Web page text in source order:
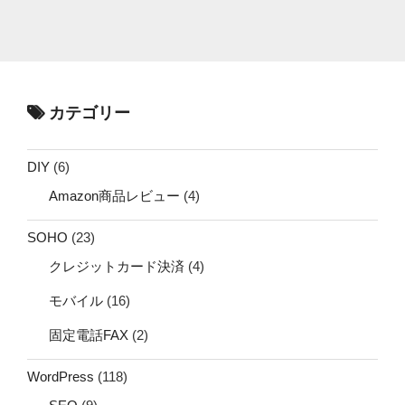
カテゴリー
DIY (6)
Amazon商品レビュー (4)
SOHO (23)
クレジットカード決済 (4)
モバイル (16)
固定電話FAX (2)
WordPress (118)